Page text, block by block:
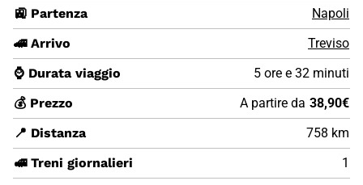
🚉 Partenza
Napoli
🚄 Arrivo
Treviso
⌚ Durata viaggio
5 ore e 32 minuti
💰 Prezzo
A partire da 38,90€
📍 Distanza
758 km
🚅 Treni giornalieri
1